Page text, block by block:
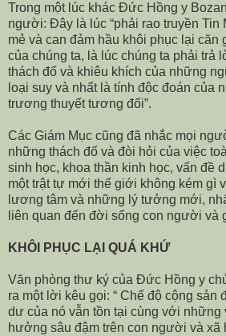
Trong một lúc khác Đức Hồng y
người: Đây là lúc “phải rao truyền Tin
mẻ và can đảm hầu khôi phục lại căn
của chúng ta, là lúc chúng ta phải trả
thách đố và khiêu khích của những
loại suy và nhất là tính độc đoán của
trương thuyết tương đối”.
Các Giám Mục cũng đã nhắc mọi
những thách đố và đòi hỏi của việc
sinh học, khoa thần kinh học, vấn đề
một trật tự mới thế giới không kém gì
lương tâm và những lý tưởng mới,
liên quan đến đời sống con người và
KHÔI PHỤC LẠI QUÁ KHỨ
Văn phòng thư ký của Đức Hồng y
ra một lời kêu gọi: “ Chế độ cộng sản
dư của nó vẫn tồn tại cùng với những
hưởng sâu đậm trên con người và xã